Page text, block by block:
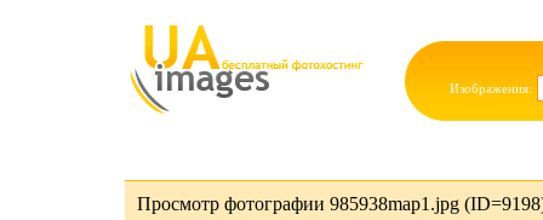
Изображения:
Просмотр фотографии 985938map1.jpg